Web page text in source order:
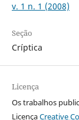
v. 1 n. 1 (2008)
Seção
Críptica
Licença
Os trabalhos
LicençaCreative